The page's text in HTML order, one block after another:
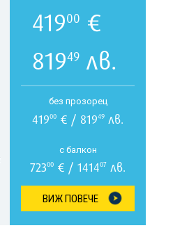
41900 €
81949 лв.
без прозорец
41900 € / 81949 лв.
с балкон
72300 € / 141407 лв.
ВИЖ ПОВЕЧЕ